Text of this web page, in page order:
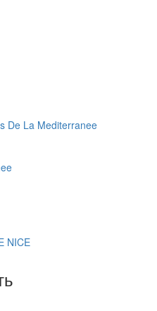
De La Mediterranee
NICE